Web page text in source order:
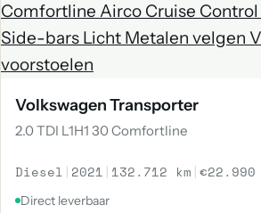
Volkswagen Transporter
2.0 TDI L1H1 30 Comfortline
Diesel | 2021 | 132.712 km |€22.990
Direct leverbaar